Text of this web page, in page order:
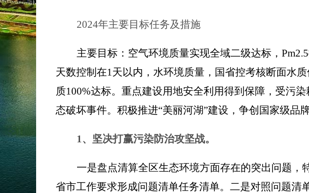
2024年主要目标任务及措施
主要目标：空气环境质量实现全域二级达标， Pm2.5
天数控制在1天以内，水环境质量，国省控考核断面水
质100%达标。重点建设用地安全利用得到保障，受污
态破坏事件。积极推进“美丽河湖”建设，争创国家级品
1、 坚决打赢污染防治攻坚战。
一是盘点清算全区生态环境方面存在的突出问题
省市工作要求形成问题清单任务清单。二是对照问题